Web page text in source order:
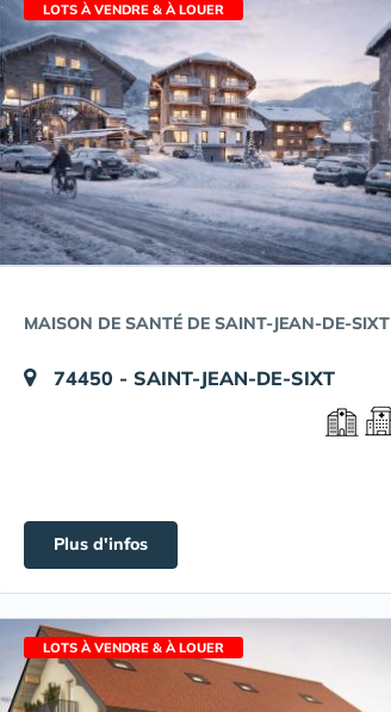
LOTS À VENDRE & À LOUER
MAISON DE SANTÉ DE SAINT-JEAN-DE-SIXT
74450 - SAINT-JEAN-DE-SIXT
Plus d'infos
LOTS À VENDRE & À LOUER